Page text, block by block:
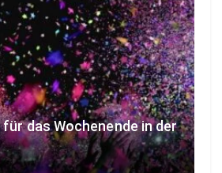
das Wochenende in der